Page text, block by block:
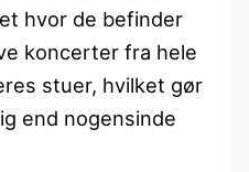
hvor de befinder
koncerter fra hele
stuer, hvilket gør
end nogensinde